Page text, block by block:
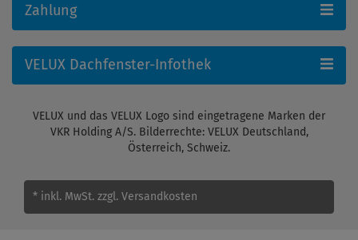
Zahlung
VELUX Dachfenster-Infothek
VELUX und das VELUX Logo sind eingetragene Marken der
VKR Holding A/S. Bilderrechte: VELUX Deutschland,
Österreich, Schweiz.
* inkl. MwSt. zzgl. Versandkosten